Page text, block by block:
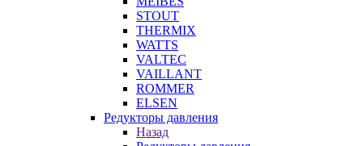
STOUT
THERMIX
WATTS
VALTEC
VAILLANT
ROMMER
ELSEN
Редукторы давления
Назад